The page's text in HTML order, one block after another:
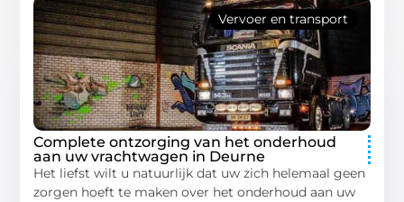
Vervoer en transport
Complete ontzorging van het onderhoud
aan uw vrachtwagen in Deurne
Het liefst wilt u natuurlijk dat uw zich helemaal geen
zorgen hoeft te maken over het onderhoud aan uw